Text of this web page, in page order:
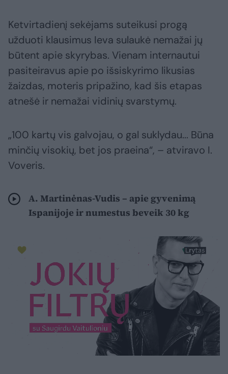
Ketvirtadienį sekėjams suteikusi progą
užduoti klausimus Ieva sulaukė nemažai jų
būtent apie skyrybas. Vienam internautui
pasiteiravus apie po išsiskyrimo likusias
žaizdas, moteris pripažino, kad šis etapas
atnešė ir nemažai vidinių svarstymų.
„100 kartų vis galvojau, o gal suklydau... Būna
minčių visokių, bet jos praeina“, – atviravo I.
Voveris.
A. Martinėnas-Vudis – apie gyvenimą
Ispanijoje ir numestus beveik 30 kg